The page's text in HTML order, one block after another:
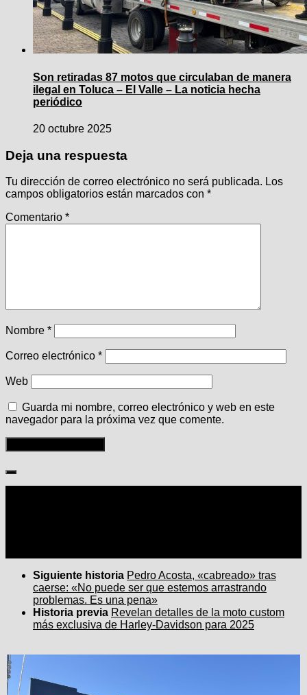
Son retiradas 87 motos que circulaban de manera
ilegal en Toluca – El Valle – La noticia hecha
periódico
20 octubre 2025
Deja una respuesta
Tu dirección de correo electrónico no será publicada. Los
campos obligatorios están marcados con *
Comentario *
Nombre *
Correo electrónico *
Web
Guarda mi nombre, correo electrónico y web en este
navegador para la próxima vez que comente.
Siguiente historia Pedro Acosta, «cabreado» tras
caerse: «No puede ser que estemos arrastrando
problemas. Es una pena»
Historia previa Revelan detalles de la moto custom
más exclusiva de Harley-Davidson para 2025